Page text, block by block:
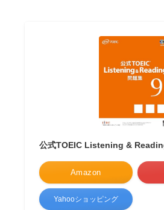
公式TOEIC Listening &
Amazon
Yahooショッピング